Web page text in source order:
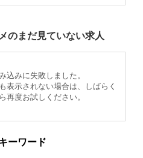
のまだ見ていない求人
込みに失敗しました。
表示されない場合は、しばらく
再度お試しください。
ーワード